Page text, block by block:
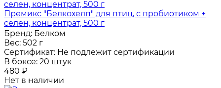
Премикс "Белкохелп" для птиц, с пробиотиком +
селен, концентрат, 500 г
Бренд: Белком
Вес: 502 г
Сертификат: Не подлежит сертификации
В боксе: 20 штук
480 ₽
Нет в наличии